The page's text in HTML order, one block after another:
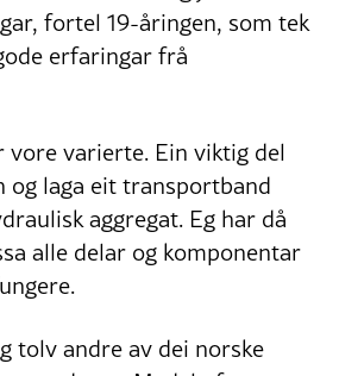
fortel 19-åringen, som tek
erfaringar frå
vore varierte. Ein viktig del
og laga eit transportband
aggregat. Eg har då
alle delar og komponentar
tolv andre av dei norske